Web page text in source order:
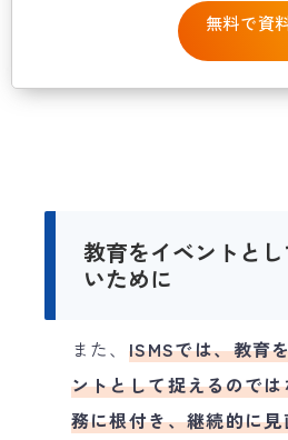
無料で資
教育をイベントと
いために
また、 ISMSでは、教育
ントとして捉えるので
務に根付き、継続的に